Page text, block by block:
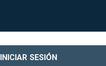
INICIAR SESIÓN